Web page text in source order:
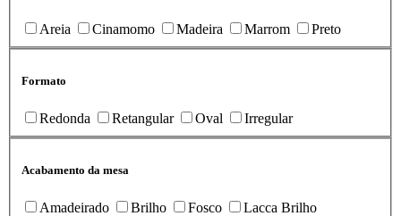
Areia Cinamomo Madeira Marrom Preto
Formato
Redonda Retangular Oval Irregular
Acabamento da mesa
Amadeirado Brilho Fosco Lacca Brilho